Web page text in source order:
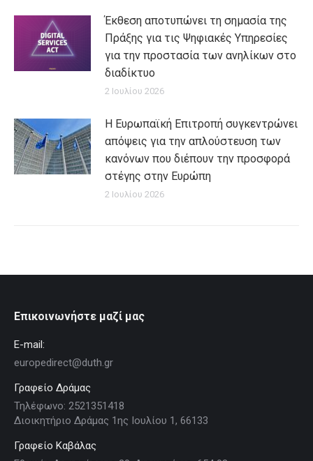
Έκθεση αποτυπώνει τη σημασία της
Πράξης για τις Ψηφιακές Υπηρεσίες
για την προστασία των ανηλίκων στο
διαδίκτυο
2 Ιουλίου 2026
Η Ευρωπαϊκή Επιτροπή συγκεντρώνει
απόψεις για την απλούστευση των
κανόνων που διέπουν την προσφορά
στέγης στην Ευρώπη
2 Ιουλίου 2026
Επικοινωνήστε μαζί μας
E-mail:
europedirect@duth.gr
Γραφείο Δράμας
Τηλέφωνο: 2521351418
Διοικητήριο Δράμας 1ης Ιουλίου 1, 66133
Γραφείο Καβάλας